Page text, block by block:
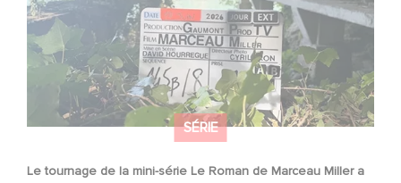
SÉRIE
Le tournage de la mini-série Le Roman de Marceau Miller a